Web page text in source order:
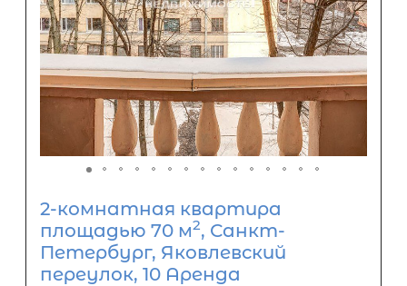
2-комнатная квартира
площадью 70 м2, Санкт-
Петербург, Яковлевский
переулок, 10 Аренда